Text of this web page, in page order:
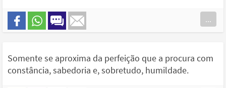
...
Somente se aproxima da perfeição que a procura com
constância, sabedoria e, sobretudo, humildade.